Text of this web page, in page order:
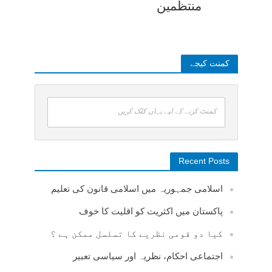
منتظمین
کمنت کیجے
کمنٹ کرنے کے لیے یہاں کلک کریں
Recent Posts
اسلامی جمہوریہ میں اسلامی قانون کی تعلیم
پاکستان میں اکثریت کو اقلیت کا خوف
کیا دو قومی نظریے کا تسلسل ممکن ہے ؟
اجتماعی احکام، نظریہ اور سیاسی تعبیر